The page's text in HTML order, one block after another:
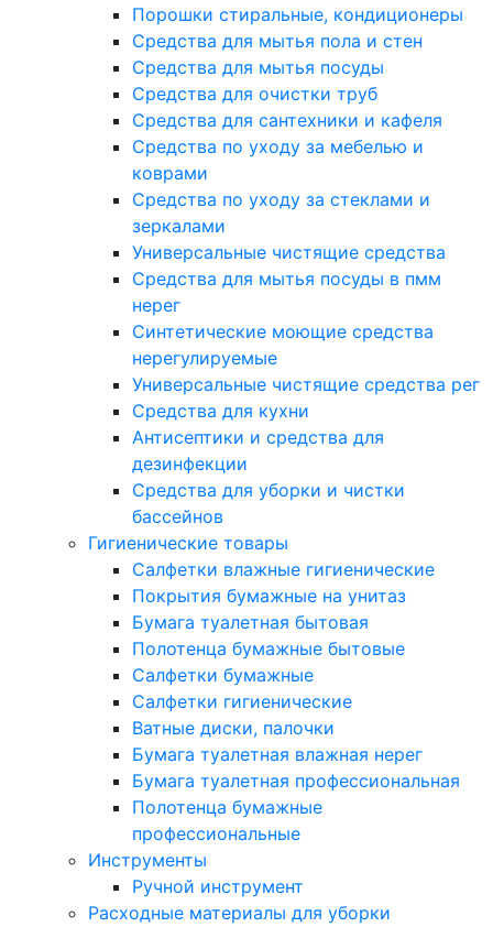
Порошки стиральные, кондиционеры
Средства для мытья пола и стен
Средства для мытья посуды
Средства для очистки труб
Средства для сантехники и кафеля
Средства по уходу за мебелью и
коврами
Средства по уходу за стеклами и
зеркалами
Универсальные чистящие средства
Средства для мытья посуды в пмм
нерег
Синтетические моющие средства
нерегулируемые
Универсальные чистящие средства рег
Средства для кухни
Антисептики и средства для
дезинфекции
Средства для уборки и чистки
бассейнов
Гигиенические товары
Салфетки влажные гигиенические
Покрытия бумажные на унитаз
Бумага туалетная бытовая
Полотенца бумажные бытовые
Салфетки бумажные
Салфетки гигиенические
Ватные диски, палочки
Бумага туалетная влажная нерег
Бумага туалетная профессиональная
Полотенца бумажные
профессиональные
Инструменты
Ручной инструмент
Расходные материалы для уборки